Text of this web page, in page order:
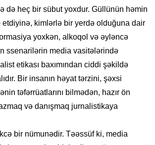
də heç bir sübut yoxdur. Güllünün həmin
kimlərlə bir yerdə olduğuna dair
yoxkən, alkoqol və əyləncə
ssenarilərin media vasitələrində
etikası baxımından ciddi şəkildə
Bir insanın həyat tərzini, şəxsi
təfərrüatlarını bilmədən, hazır ön
və danışmaq jurnalistikaya
bir nümunədir. Təəssüf ki, media